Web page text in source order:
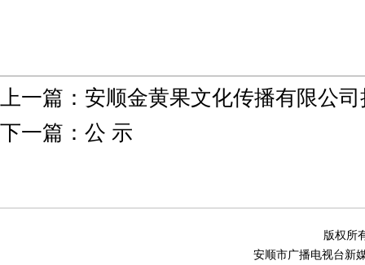
上一篇： 安顺金黄果文化传播有限公
下一篇： 公 示
版权所
安顺市广播电视台新